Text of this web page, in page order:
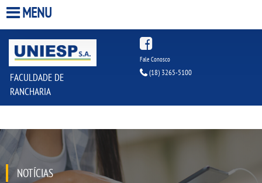
HOME
A FACULDADE
QUEM SOMOS
INFRAESTRUTURA
MENU
Fale Conosco
(18) 3265-5100
FACULDADE DE
RANCHARIA
NOTÍCIAS